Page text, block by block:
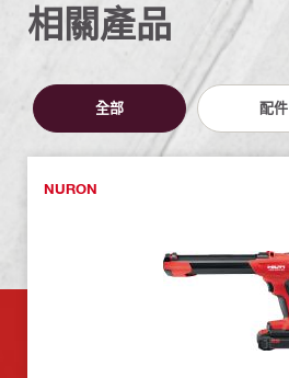
相關產品
全部 配件
NURON